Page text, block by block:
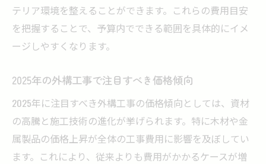
テリア環境を整えることができます。これらの費用目安
を把握することで、予算内でできる範囲を具体的にイメ
ージしやすくなります。
2025年の外構工事で注目すべき価格傾向
2025年に注目すべき外構工事の価格傾向としては、資材
の高騰と施工技術の進化が挙げられます。特に木材や金
属製品の価格上昇が全体の工事費用に影響を及ぼしてい
ます。これにより、従来よりも費用がかかるケースが増